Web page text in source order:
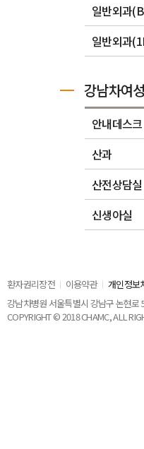
일반외과
일반외과
강남차여
안내데스크
산과
산전상담실
신생아실
환자권리장전 이용약관 개인정보
강남차병원 서울특별시 강남구 논현
COPYRIGHT © 2018 CHAMC, ALL